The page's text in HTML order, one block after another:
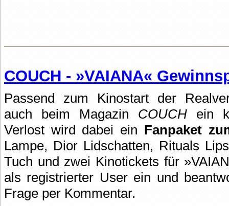
COUCH - »VAIANA«
Passend zum Kinostart der
auch beim Magazin COUCH ein
Verlost wird dabei ein Fanpaket
Lampe, Dior Lidschatten, Rituals
Tuch und zwei Kinotickets für
als registrierter User ein und
Frage per Kommentar.